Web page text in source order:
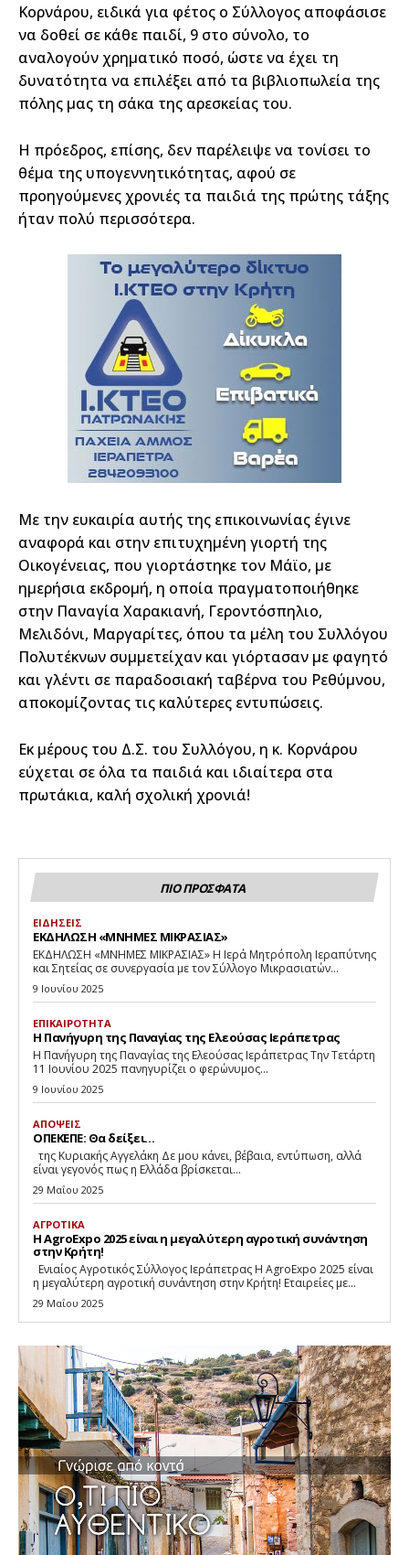
Κορνάρου, ειδικά για φέτος ο Σύλλογος αποφάσισε
να δοθεί σε κάθε παιδί, 9 στο σύνολο, το
αναλογούν χρηματικό ποσό, ώστε να έχει τη
δυνατότητα να επιλέξει από τα βιβλιοπωλεία της
πόλης μας τη σάκα της αρεσκείας του.
Η πρόεδρος, επίσης, δεν παρέλειψε να τονίσει το
θέμα της υπογεννητικότητας, αφού σε
προηγούμενες χρονιές τα παιδιά της πρώτης τάξης
ήταν πολύ περισσότερα.
Με την ευκαιρία αυτής της επικοινωνίας έγινε
αναφορά και στην επιτυχημένη γιορτή της
Οικογένειας, που γιορτάστηκε τον Μάϊο, με
ημερήσια εκδρομή, η οποία πραγματοποιήθηκε
στην Παναγία Χαρακιανή, Γεροντόσπηλιο,
Μελιδόνι, Μαργαρίτες, όπου τα μέλη του Συλλόγου
Πολυτέκνων συμμετείχαν και γιόρτασαν με φαγητό
και γλέντι σε παραδοσιακή ταβέρνα του Ρεθύμνου,
αποκομίζοντας τις καλύτερες εντυπώσεις.
Εκ μέρους του Δ.Σ. του Συλλόγου, η κ. Κορνάρου
εύχεται σε όλα τα παιδιά και ιδιαίτερα στα
πρωτάκια, καλή σχολική χρονιά!
ΠΙΟ ΠΡΟΣΦΑΤΑ
ΕΙΔΗΣΕΙΣ
ΕΚΔΗΛΩΣΗ «ΜΝΗΜΕΣ ΜΙΚΡΑΣΙΑΣ»
ΕΚΔΗΛΩΣΗ «ΜΝΗΜΕΣ ΜΙΚΡΑΣΙΑΣ» Η Ιερά Μητρόπολη Ιεραπύτνης
και Σητείας σε συνεργασία με τον Σύλλογο Μικρασιατών...
9 Ιουνίου 2025
ΕΠΙΚΑΙΡΟΤΗΤΑ
Η Πανήγυρη της Παναγίας της Ελεούσας Ιεράπετρας
Η Πανήγυρη της Παναγίας της Ελεούσας Ιεράπετρας Την Τετάρτη
11 Ιουνίου 2025 πανηγυρίζει ο φερώνυμος...
9 Ιουνίου 2025
ΑΠΟΨΕΙΣ
ΟΠΕΚΕΠΕ: Θα δείξει…
είναι γεγονός πως η Ελλάδα βρίσκεται...
29 Μαΐου 2025
ΑΓΡΟΤΙΚΑ
Η AgroExpo 2025 είναι η μεγαλύτερη αγροτική συνάντηση
στην Κρήτη!
Eνιαίος Αγροτικός Σύλλογος Ιεράπετρας Η AgroExpo 2025 είναι
η μεγαλύτερη αγροτική συνάντηση στην Κρήτη! Εταιρείες με...
29 Μαΐου 2025